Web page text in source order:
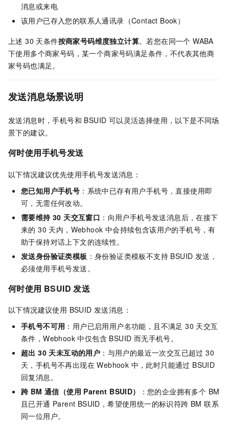
消息或来电
该用户已存入您的联系人通讯录（Contact Book）
上述 30 天条件按商家号码维度独立计算。若您在同一个 WABA
下使用多个商家号码，某一个商家号码满足条件，不代表其他商
家号码也满足。
发送消息场景说明
发送消息时，手机号和 BSUID 可以灵活选择使用，以下是不同场
景下的建议。
何时使用手机号发送
以下情况建议优先使用手机号发送消息：
您已知用户手机号 ：系统中已存有用户手机号，直接使用即
可，无需任何改动。
需要维持 30 天交互窗口 ：向用户手机号发送消息后，在接下
来的 30 天内，Webhook 中会持续包含该用户的手机号，有
助于保持对话上下文的连续性。
发送身份验证类模板 ：身份验证类模板不支持 BSUID 发送，
必须使用手机号发送。
何时使用 BSUID 发送
以下情况建议使用 BSUID 发送消息：
手机号不可用 ：用户已启用用户名功能，且不满足 30 天交互
条件，Webhook 中仅包含 BSUID 而无手机号。
超出 30 天未互动的用户 ：与用户的最近一次交互已超过 30
天，手机号不再出现在 Webhook 中，此时只能通过 BSUID
回复消息。
跨 BM 通信（使用 Parent BSUID）
：您的企业拥有多个 BM
且已开通 Parent BSUID，希望使用统一的标识符跨 BM 联系
同一位用户。